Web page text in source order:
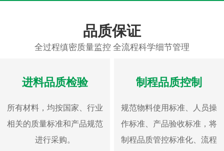
品质保证
全过程缜密质量监控 全流程科学细节管理
进料品质检验
所有材料，均按国家、行业
相关的质量标准和产品规范
进行采购。
制程品质控制
规范物料使用标准、人员操
作标准、产品验收标准，将
制程品质管控标准化、流程